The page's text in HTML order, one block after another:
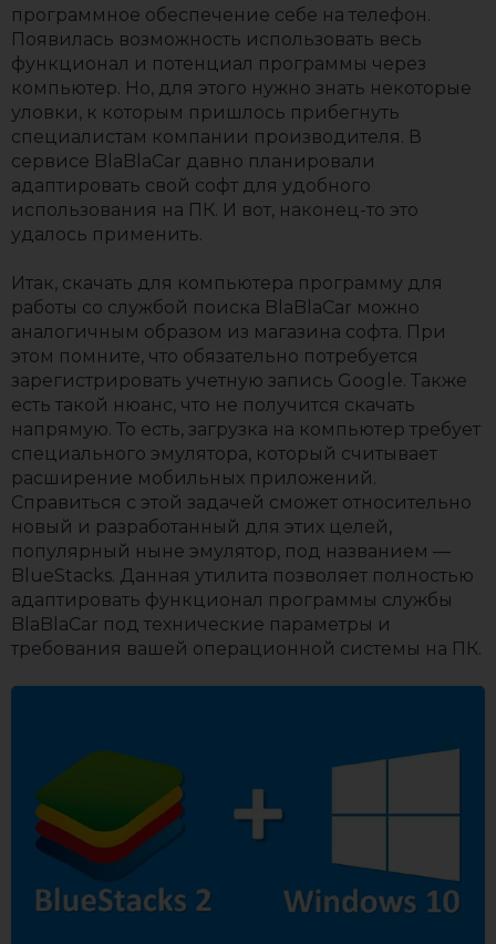
программное обеспечение себе на телефон.
Появилась возможность использовать весь
функционал и потенциал программы через
компьютер. Но, для этого нужно знать некоторые
уловки, к которым пришлось прибегнуть
специалистам компании производителя. В
сервисе BlaBlaCar давно планировали
адаптировать свой софт для удобного
использования на ПК. И вот, наконец-то это
удалось применить.
Итак, скачать для компьютера программу для
работы со службой поиска BlaBlaCar можно
аналогичным образом из магазина софта. При
этом помните, что обязательно потребуется
зарегистрировать учетную запись Google. Также
есть такой нюанс, что не получится скачать
напрямую. То есть, загрузка на компьютер требует
специального эмулятора, который считывает
расширение мобильных приложений.
Справиться с этой задачей сможет относительно
новый и разработанный для этих целей,
популярный ныне эмулятор, под названием —
BlueStacks. Данная утилита позволяет полностью
адаптировать функционал программы службы
BlaBlaCar под технические параметры и
требования вашей операционной системы на ПК.